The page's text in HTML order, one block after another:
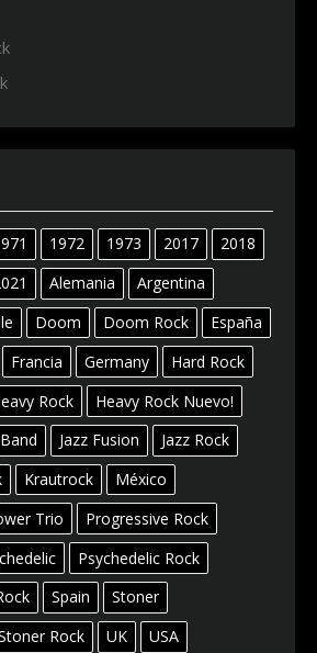
1972 1973 2017
2018
Alemania
Argentina
Doom Doom Rock
España
Francia Germany
Hard Rock
Rock
Heavy Rock Nuevo!
Jazz Fusion
Jazz Rock
Krautrock
México
Trio
Progressive Rock
Psychedelic Rock
Spain
Stoner
Rock UK USA